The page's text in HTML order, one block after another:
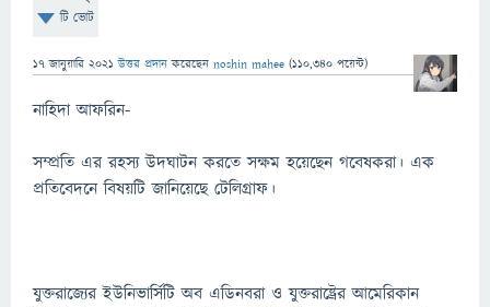
টি ভোট
17 জানুয়ারি 2021 উত্তর প্রদান করেছেন noshin mahee (110,340 পয়েন্ট)
নাহিদা আফরিন-
সম্প্রতি এর রহস্য উদঘাটন করতে সক্ষম হয়েছেন গবেষকরা। এক
প্রতিবেদনে বিষয়টি জানিয়েছে টেলিগ্রাফ।
যুক্তরাজ্যের ইউনিভার্সিটি অব এডিনবরা ও যুক্তরাষ্ট্রের আমেরিকান